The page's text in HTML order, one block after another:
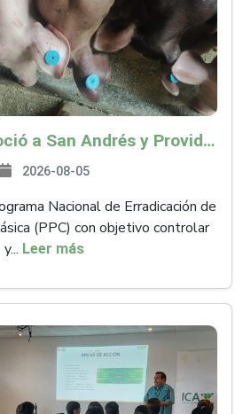
La OMSA reconoció a San Andrés y Providencia como zona libre de Peste Porcina Clásica (PPC)
2026-08-05
Nacional de Erradicación de
(PPC) con objetivo controlar
y... Leer más